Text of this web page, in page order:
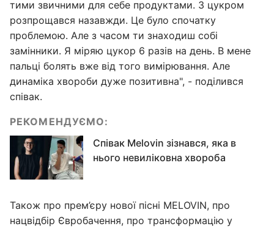
тими звичними для себе продуктами. З цукром
розпрощався назавжди. Це було спочатку
проблемою. Але з часом ти знаходиш собі
замінники. Я міряю цукор 6 разів на день. В мене
пальці болять вже від того вимірювання. Але
динаміка хвороби дуже позитивна", - поділився
співак.
РЕКОМЕНДУЄМО:
Співак Melovin зізнався, яка в
нього невиліковна хвороба
Також про прем’єру нової пісні MELOVIN, про
нацвідбір Євробачення, про трансформацію у